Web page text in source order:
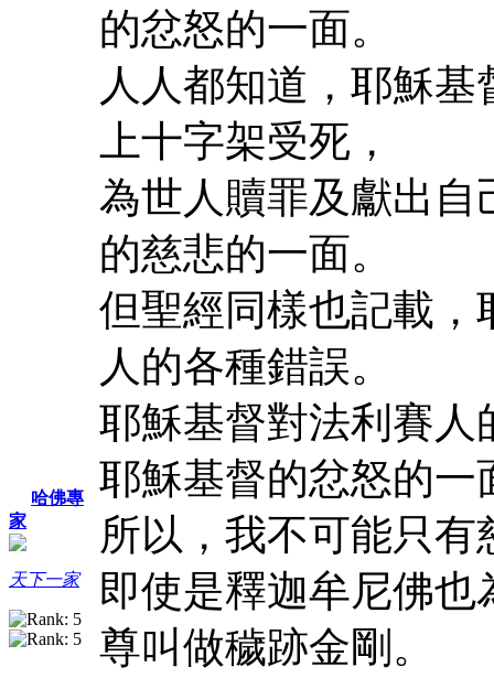
哈佛專
家
天下一家
的忿怒的一面。
人人都知道，耶穌
上十字架受死，
為世人贖罪及獻出自
的慈悲的一面。
但聖經同樣也記載，
人的各種錯誤。
耶穌基督對法利賽人
耶穌基督的忿怒的一
所以，我不可能只
即使是釋迦牟尼佛
尊叫做穢跡金剛。